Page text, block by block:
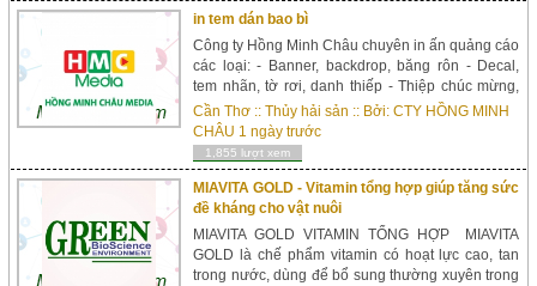
in tem dán bao bì
Công ty Hồng Minh Châu chuyên in ấn quảng cáo
các loại: - Banner, backdrop, băng rôn - Decal,
tem nhãn, tờ rơi, danh thiếp - Thiệp chúc mừng,
sinh nhật, thôi nôi, thiệp cưới, tân gia... - Thi công
bảng hiệu hộp đèn - Thi công ...
Cần Thơ ::Thủy hải sản :: Bởi:CTY HỒNG MINH
CHÂU 1 ngày trước
1,855 lượt xem
MIAVITA GOLD - Vitamin tổng hợp giúp tăng sức
đề kháng cho vật nuôi
MIAVITA GOLD VITAMIN TỔNG HỢP MIAVITA
GOLD là chế phẩm vitamin có hoạt lực cao, tan
trong nước, dùng để bổ sung thường xuyên trong